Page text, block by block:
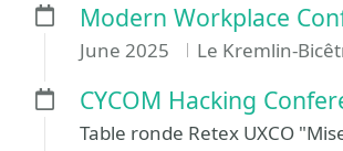
Modern Workplace
June 2025 Le Kremlin-
CYCOM Hacking
Table ronde Retex UXCO